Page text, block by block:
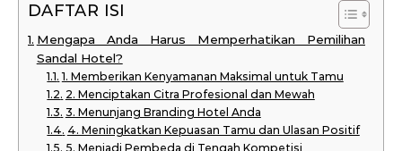
DAFTAR ISI
Mengapa Anda Harus Memperhatikan Pemilihan
Sandal Hotel?
1. Memberikan Kenyamanan Maksimal untuk Tamu
2. Menciptakan Citra Profesional dan Mewah
3. Menunjang Branding Hotel Anda
4. Meningkatkan Kepuasan Tamu dan Ulasan Positif
5. Menjadi Pembeda di Tengah Kompetisi